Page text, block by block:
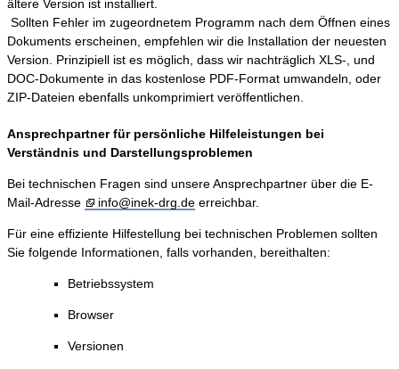
ältere Version ist installiert.
Sollten Fehler im zugeordnetem Programm nach dem Öffnen eines
Dokuments erscheinen, empfehlen wir die Installation der neuesten
Version. Prinzipiell ist es möglich, dass wir nachträglich XLS-, und
DOC-Dokumente in das kostenlose PDF-Format umwandeln, oder
ZIP-Dateien ebenfalls unkomprimiert veröffentlichen.
Ansprechpartner für persönliche Hilfeleistungen bei
Verständnis und Darstellungsproblemen
Bei technischen Fragen sind unsere Ansprechpartner über die E-
Mail-Adresse
info@inek-drg.de erreichbar.
Für eine effiziente Hilfestellung bei technischen Problemen sollten
Sie folgende Informationen, falls vorhanden, bereithalten:
Betriebssystem
Browser
Versionen